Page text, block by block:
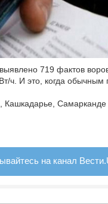
719 фактов
ч. И это, когда обычным
Самарканде
на канал